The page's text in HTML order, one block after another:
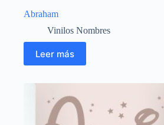
Abraham
Vinilos Nombres
Leer más